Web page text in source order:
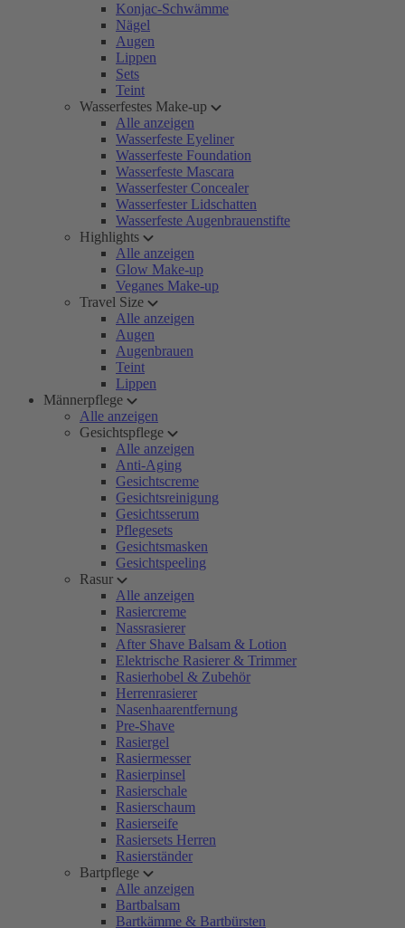
Konjac-Schwämme
Nägel
Augen
Lippen
Sets
Teint
Wasserfestes Make-up
Alle anzeigen
Wasserfeste Eyeliner
Wasserfeste Foundation
Wasserfeste Mascara
Wasserfester Concealer
Wasserfester Lidschatten
Wasserfeste Augenbrauenstifte
Highlights
Alle anzeigen
Glow Make-up
Veganes Make-up
Travel Size
Alle anzeigen
Augen
Augenbrauen
Teint
Lippen
Männerpflege
Alle anzeigen
Gesichtspflege
Alle anzeigen
Anti-Aging
Gesichtscreme
Gesichtsreinigung
Gesichtsserum
Pflegesets
Gesichtsmasken
Gesichtspeeling
Rasur
Alle anzeigen
Rasiercreme
Nassrasierer
After Shave Balsam & Lotion
Elektrische Rasierer & Trimmer
Rasierhobel & Zubehör
Herrenrasierer
Nasenhaarentfernung
Pre-Shave
Rasiergel
Rasiermesser
Rasierpinsel
Rasierschale
Rasierschaum
Rasierseife
Rasiersets Herren
Rasierständer
Bartpflege
Alle anzeigen
Bartbalsam
Bartkämme & Bartbürsten